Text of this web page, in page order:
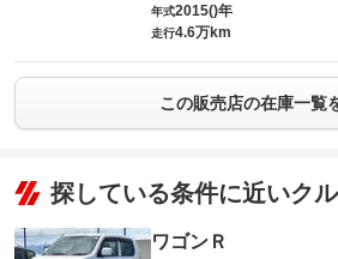
年式2015()年
走行4.6万km
この販売店の在庫一覧
探している条件に近いク
ワゴンＲ